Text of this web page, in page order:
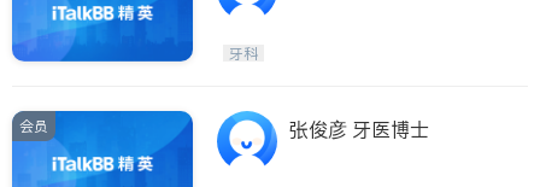
牙科
会员 张俊彦 牙医博士